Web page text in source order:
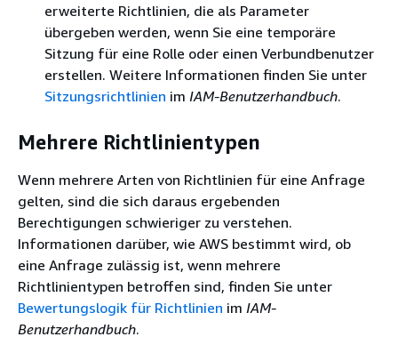
erweiterte Richtlinien, die als Parameter
übergeben werden, wenn Sie eine temporäre
Sitzung für eine Rolle oder einen Verbundbenutzer
erstellen. Weitere Informationen finden Sie unter
Sitzungsrichtlinien im IAM-Benutzerhandbuch.
Mehrere Richtlinientypen
Wenn mehrere Arten von Richtlinien für eine Anfrage
gelten, sind die sich daraus ergebenden
Berechtigungen schwieriger zu verstehen.
Informationen darüber, wie AWS bestimmt wird, ob
eine Anfrage zulässig ist, wenn mehrere
Richtlinientypen betroffen sind, finden Sie unter
Bewertungslogik für Richtlinien im IAM-
Benutzerhandbuch.